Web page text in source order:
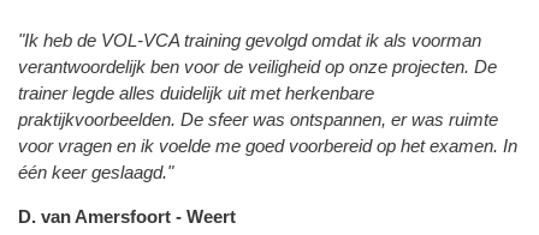
"Ik heb de VOL‑VCA training gevolgd omdat ik als voorman
verantwoordelijk ben voor de veiligheid op onze projecten. De
trainer legde alles duidelijk uit met herkenbare
praktijkvoorbeelden. De sfeer was ontspannen, er was ruimte
voor vragen en ik voelde me goed voorbereid op het examen. In
één keer geslaagd."
D. van Amersfoort - Weert